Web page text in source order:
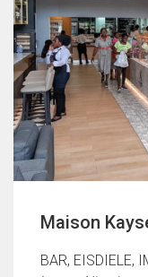
Maison
BAR, EISDIELE,